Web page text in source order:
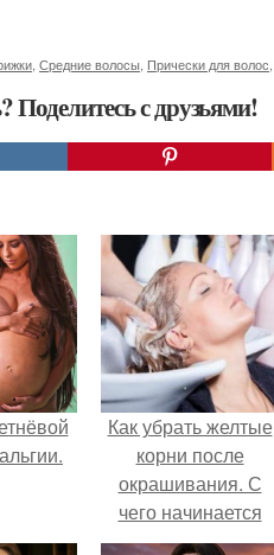
Средние волосы Прически для волос
Поделитесь с друзьями!
Как убрать желтые
корни после
окрашивания. С
чего начинается
желтизна